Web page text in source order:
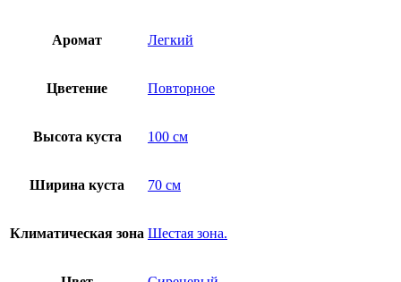
Аромат Легкий
Цветение Повторное
Высота куста 100 см
Ширина куста 70 см
Климатическая зона Шестая зона.